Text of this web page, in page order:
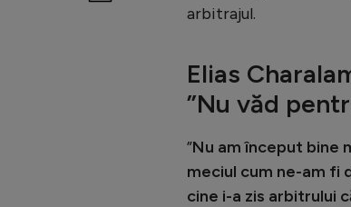
arbitrajul.
Elias
”Nu văd
”Nu am început bine
meciul cum ne-am fi
cine i-a zis arbitrului